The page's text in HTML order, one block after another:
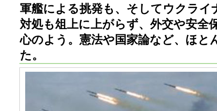
軍艦による挑発も、そしてウクライ
対処も俎上に上がらず、外交や安全
心のよう。憲法や国家論など、ほと
た。